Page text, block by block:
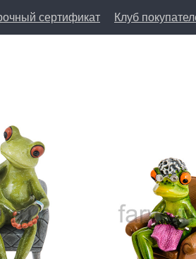
сертификат Клуб
Петербург, Большая Пушкарская ул.,